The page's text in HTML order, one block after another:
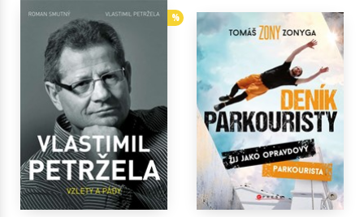
Young adult (SK)
Zahraniční literatura Zdraví a životní styl
Všechny tituly
%